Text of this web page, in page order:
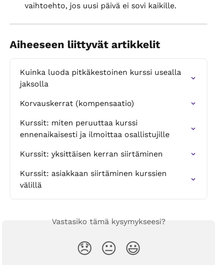
vaihtoehto, jos uusi päivä ei sovi kaikille.
Aiheeseen liittyvät artikkelit
Kuinka luoda pitkäkestoinen kurssi usealla
jaksolla
Korvauskerrat (kompensaatio)
Kurssit: miten peruuttaa kurssi
ennenaikaisesti ja ilmoittaa osallistujille
Kurssit: yksittäisen kerran siirtäminen
Kurssit: asiakkaan siirtäminen kurssien
välillä
Vastasiko tämä kysymykseesi?
😞 😐 😃